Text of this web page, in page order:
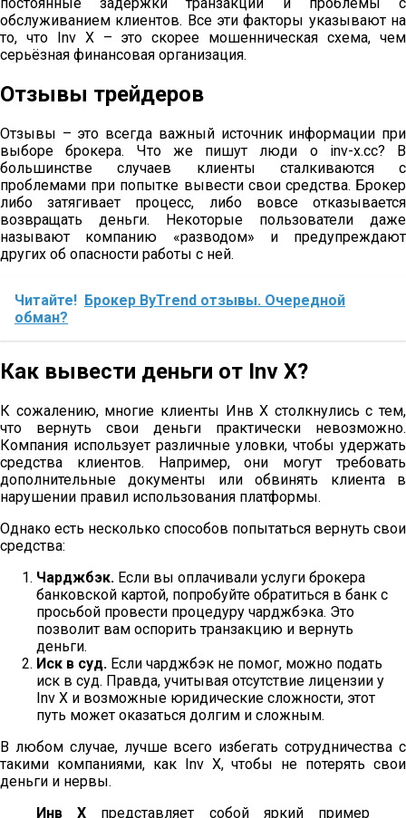
постоянные задержки транзакций и проблемы с
обслуживанием клиентов. Все эти факторы указывают на
то, что Inv X – это скорее мошенническая схема, чем
серьёзная финансовая организация.
Отзывы трейдеров
Отзывы – это всегда важный источник информации при
выборе брокера. Что же пишут люди о inv-x.cc? В
большинстве случаев клиенты сталкиваются с
проблемами при попытке вывести свои средства. Брокер
либо затягивает процесс, либо вовсе отказывается
возвращать деньги. Некоторые пользователи даже
называют компанию «разводом» и предупреждают
других об опасности работы с ней.
Читайте! Брокер ByTrend отзывы. Очередной
обман?
Как вывести деньги от Inv X?
К сожалению, многие клиенты Инв Х столкнулись с тем,
что вернуть свои деньги практически невозможно.
Компания использует различные уловки, чтобы удержать
средства клиентов. Например, они могут требовать
дополнительные документы или обвинять клиента в
нарушении правил использования платформы.
Однако есть несколько способов попытаться вернуть свои
средства:
Чарджбэк. Если вы оплачивали услуги брокера
банковской картой, попробуйте обратиться в банк с
просьбой провести процедуру чарджбэка. Это
позволит вам оспорить транзакцию и вернуть
деньги.
Иск в суд. Если чарджбэк не помог, можно подать
иск в суд. Правда, учитывая отсутствие лицензии у
Inv X и возможные юридические сложности, этот
путь может оказаться долгим и сложным.
В любом случае, лучше всего избегать сотрудничества с
такими компаниями, как Inv X, чтобы не потерять свои
деньги и нервы.
Инв Х представляет собой яркий пример